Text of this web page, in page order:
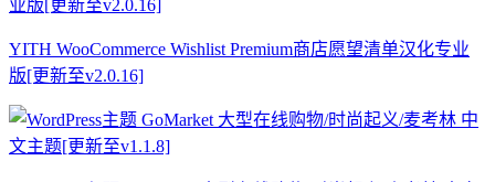
YITH WooCommerce Wishlist Premium商店愿望清单汉化专业
版[更新至v2.0.16]